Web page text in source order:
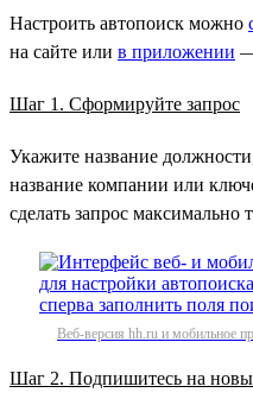
Настроить автопоиск можно
на сайте или в приложении —
Шаг 1. Сформируйте запрос
Укажите название
название компании или
сделать запрос максимально
Веб-версия hh.ru и мобильное
Шаг 2. Подпишитесь на